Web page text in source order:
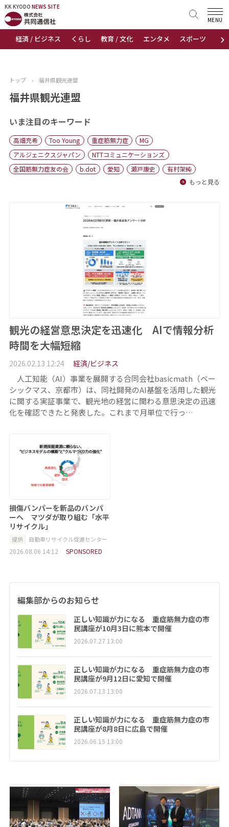
KK KYODO NEWS SITE
›
経済 / ビジネス くらし 教育 / 文化 エンタメ スポーツ 地域
MENU
KK KYODONEWS SITE
トップページ
ニュース
おすすめコンテンツ
出版物
会社概要
トップ › 福井県観光連盟
福井県観光連盟
いま注目のキーワード
高畑充希 Too Young 重症筋無力症
MG
アルジェニクスジャパン
NTTコミュニケーションズ
全国筋無力症友の会
b.dot 愛知 瀬戸康史
有村架純
もっと見る
観光の経営意思決定を迅速化 AIで情報分析
時間を大幅短縮
2026.02.13 12:24 経済/ビジネス
人工知能（AI）事業を展開する合同会社basicmath（ベー
シックマス、京都市）は、同社開発のAI基盤を活用した観光
に関する実証事業で、観光地の経営に関わる意思決定の迅速
化を確認できたと発表した。これまで月単位で行っ…
損傷バンパーを新品のバンパ
ーへ マツダが取り組む「水平
リサイクル」
提供 自動車リサイクル促進センター
2026.08.06 14:12 SPONSORED
編集部からのお知らせ
正しい知識が力になる 重症筋無力症の市
民講座が10月3日に熊本で開催
2026.07.27 13:00
正しい知識が力になる 重症筋無力症の市
民講座が9月12日に愛知で開催
2026.07.13 13:00
正しい知識が力になる 重症筋無力症の市
民講座が8月8日に広島で開催
2026.06.15 13:00